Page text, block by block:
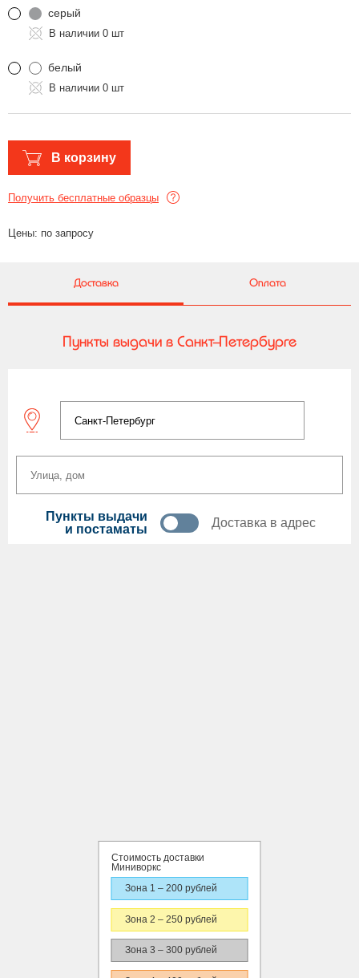
серый
0 шт
белый
0 шт
В корзину
Получить бесплатные образцы
Цены: по запросу
Доставка Оплата
Пункты выдачи в Санкт-Петербурге
Пункты выдачи
и постаматы
Доставка в адрес
Стоимость доставки
Миниворкс
Зона 1 – 200 рублей
Зона 2 – 250 рублей
Зона 3 – 300 рублей